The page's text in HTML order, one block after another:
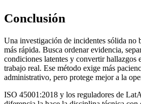
Conclusión
Una investigación de incidentes sólida no
más rápida. Busca ordenar evidencia,
condiciones latentes y convertir hallazgos
trabajo real. Ese método exige más
administrativo, pero protege mejor a la
ISO 45001:2018 y los reguladores de